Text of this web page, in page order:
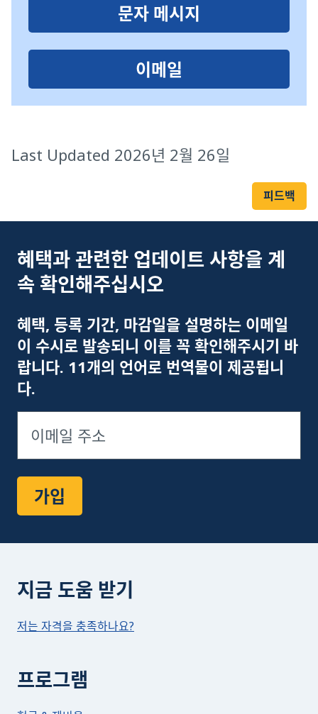
문자 메시지
이메일
Last Updated 2026년 2월 26일
피드백
혜택과 관련한 업데이트 사항을 계
속 확인해주십시오
혜택, 등록 기간, 마감일을 설명하는 이메일
이 수시로 발송되니 이를 꼭 확인해주시기 바
랍니다. 11개의 언어로 번역물이 제공됩니
다.
가입
지금 도움 받기
저는 자격을 충족하나요?
프로그램